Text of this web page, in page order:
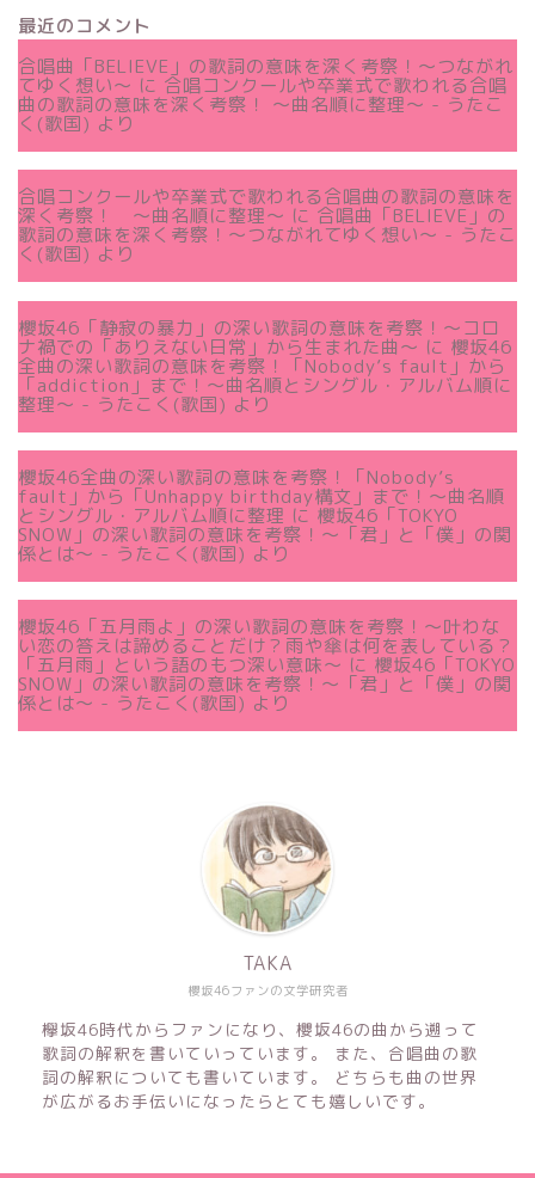
最近のコメント
合唱曲「BELIEVE」の歌詞の意味を深く考察！〜つながれ
てゆく想い〜 に 合唱コンクールや卒業式で歌われる合唱
曲の歌詞の意味を深く考察！ 〜曲名順に整理〜 - うたこ
く(歌国) より
合唱コンクールや卒業式で歌われる合唱曲の歌詞の意味を
深く考察！ 〜曲名順に整理〜 に 合唱曲「BELIEVE」の
歌詞の意味を深く考察！〜つながれてゆく想い〜 - うたこ
く(歌国) より
櫻坂46「静寂の暴力」の深い歌詞の意味を考察！〜コロ
ナ禍での「ありえない日常」から生まれた曲～ に 櫻坂46
全曲の深い歌詞の意味を考察！「Nobody’s fault」から
「addiction」まで！〜曲名順とシングル・アルバム順に
整理～ - うたこく(歌国) より
櫻坂46全曲の深い歌詞の意味を考察！「Nobody’s
fault」から「Unhappy birthday構文」まで！〜曲名順
とシングル・アルバム順に整理 に 櫻坂46「TOKYO
SNOW」の深い歌詞の意味を考察！〜「君」と「僕」の関
係とは～ - うたこく(歌国) より
櫻坂46「五月雨よ」の深い歌詞の意味を考察！〜叶わな
い恋の答えは諦めることだけ？雨や傘は何を表している？
「五月雨」という語のもつ深い意味～ に 櫻坂46「TOKYO
SNOW」の深い歌詞の意味を考察！〜「君」と「僕」の関
係とは～ - うたこく(歌国) より
櫻坂46ファンの文学研究者
TAKA
欅坂46時代からファンになり、櫻坂46の曲から遡って
歌詞の解釈を書いていっています。 また、合唱曲の歌
詞の解釈についても書いています。 どちらも曲の世界
が広がるお手伝いになったらとても嬉しいです。